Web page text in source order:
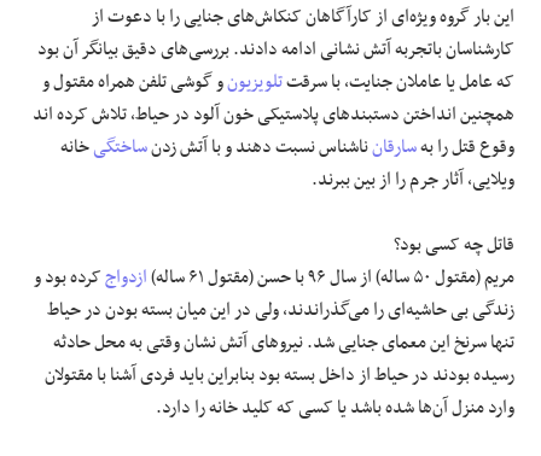
این بار گروه ویژه‌ای از کارآگاهان کنکاش‌های جنایی را با دعوت از
کارشناسان باتجربه آتش نشانی ادامه دادند. بررسی‌های دقیق بیانگر آن بود
که عامل یا عاملان جنایت، با سرقتتلویزیونو گوشی تلفن همراه مقتول و
همچنین انداختن دستبندهای پلاستیکی خون آلود در حیاط، تلاش کرده اند
وقوع قتل را بهسارقانناشناس نسبت دهند و با آتش زدنساختگیخانه
ویلایی، آثار جرم را از بین ببرند.
قاتل چه کسی بود؟
مریم (مقتول ۵۰ ساله) از سال ۹۶ با حسن (مقتول ۶۱ ساله)
ازدواجکرده بود و
زندگی بی حاشیه‌ای را می‌گذراندند، ولی در این میان بسته بودن در حیاط
تنها سرنخ این معمای جنایی شد. نیروهای آتش نشان وقتی به محل حادثه
رسیده بودند در حیاط از داخل بسته بود بنابراین باید فردی آشنا با مقتولان
وارد منزل آن‌ها شده باشد یا کسی که کلید خانه را دارد.